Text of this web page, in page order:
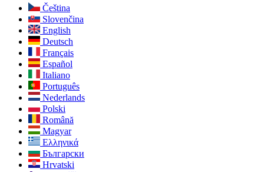
Čeština
Slovenčina
English
Deutsch
Français
Español
Italiano
Português
Nederlands
Polski
Română
Magyar
Ελληνικά
Български
Hrvatski